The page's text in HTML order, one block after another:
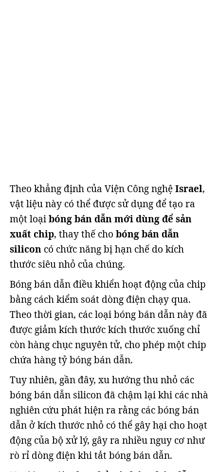
Theo khẳng định của Viện Công nghệIsrael,
vật liệu này có thể được sử dụng để tạo ra
một loạibóng bán dẫn mới dùng để sản
xuất chip, thay thế cho bóng bán dẫn
silicon có chức năng bị hạn chế do kích
thước siêu nhỏ của chúng.
Bóng bán dẫn điều khiển hoạt động của chip
bằng cách kiểm soát dòng điện chạy qua.
Theo thời gian, các loại bóng bán dẫn này đã
được giảm kích thước kích thước xuống chỉ
còn hàng chục nguyên tử, cho phép một chip
chứa hàng tỷ bóng bán dẫn.
Tuy nhiên, gần đây, xu hướng thu nhỏ các
bóng bán dẫn silicon đã chậm lại khi các nhà
nghiên cứu phát hiện ra rằng các bóng bán
dẫn ở kích thước nhỏ có thể gây hại cho hoạt
động của bộ xử lý, gây ra nhiều nguy cơ như
rò rỉ dòng điện khi tắt bóng bán dẫn.